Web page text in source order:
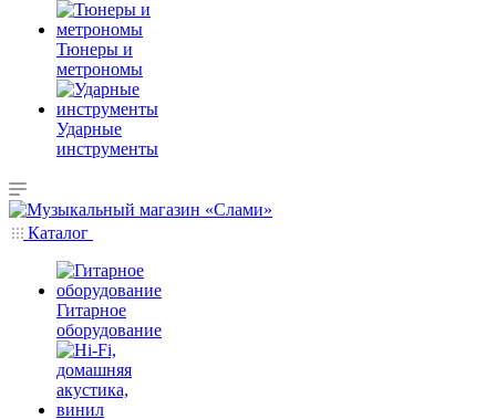
Тюнеры и
метрономы
Ударные
инструменты
Каталог
Гитарное
оборудование